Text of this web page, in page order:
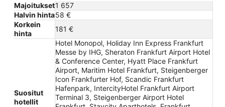
Majoitukset1 657
Halvin hinta58 €
Korkein
hinta
181 €
Suositut
hotellit
Hotel Monopol, Holiday Inn Express Frankfurt
Messe by IHG, Sheraton Frankfurt Airport Hotel
& Conference Center, Hyatt Place Frankfurt
Airport, Maritim Hotel Frankfurt, Steigenberger
Icon Frankfurter Hof, Scandic Frankfurt
Hafenpark, IntercityHotel Frankfurt Airport
Terminal 3, Steigenberger Airport Hotel